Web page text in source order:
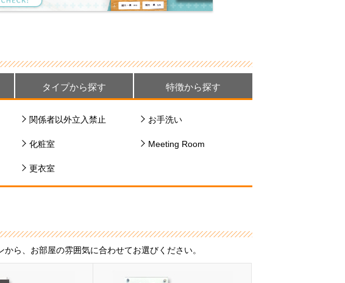
タイプから探す 特徴から探す
関係者以外立入禁止 お手洗い
化粧室 Meeting Room
更衣室
ら、お部屋の雰囲気に合わせてお選びください。